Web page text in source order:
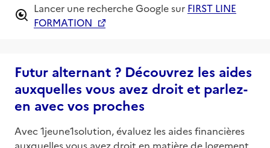
Lancer une recherche Google sur FIRST LINE
FORMATION
Futur alternant ? Découvrez les aides
auxquelles vous avez droit et parlez-
en avec vos proches
Avec 1jeune1solution, évaluez les aides financières
auxquelles vous avez droit en matière de logement,